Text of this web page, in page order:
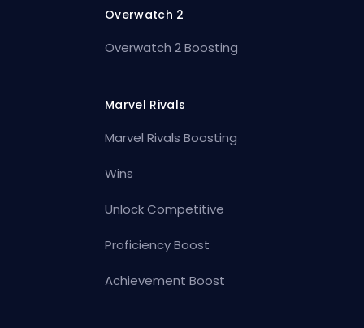
Overwatch 2
Overwatch 2 Boosting
Marvel Rivals
Marvel Rivals Boosting
Wins
Unlock Competitive
Proficiency Boost
Achievement Boost